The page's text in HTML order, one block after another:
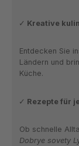
Kreative
Entdecken Sie
Ländern und
Küche.
Rezepte für
Ob schnelle
Dobrye sovety